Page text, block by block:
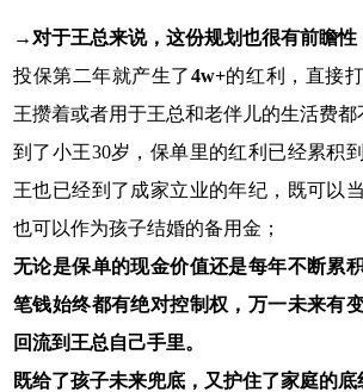
→对于王总来说，这份规划也很有前瞻性
投保第二年就产生了4w+的红利，直接
王攒着或者用于王总和老伴儿的生活费都
到了小王30岁，保单里的红利已经累积
王也已经到了成家立业的年纪，既可以
也可以作为孩子结婚的备用金；
无论是保单的现金价值还是每年不断累
笔钱始终都有绝对控制权，万一未来有
回流到王总自己手里。
既给了孩子未来兜底，又护住了家庭的底